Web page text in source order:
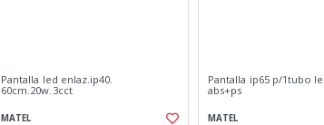
Pantalla led enlaz.ip40.
60cm.20w.3cct
MATEL
Pantalla ip65 p/1tubo
abs+ps
MATEL